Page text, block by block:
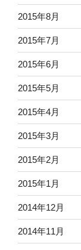
2015年8月
2015年7月
2015年6月
2015年5月
2015年4月
2015年3月
2015年2月
2015年1月
2014年12月
2014年11月